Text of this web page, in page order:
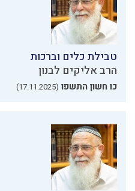
טבילת כלים וברכות
הרב אליקים לבנון
כו חשון התשפו (17.11.2025)